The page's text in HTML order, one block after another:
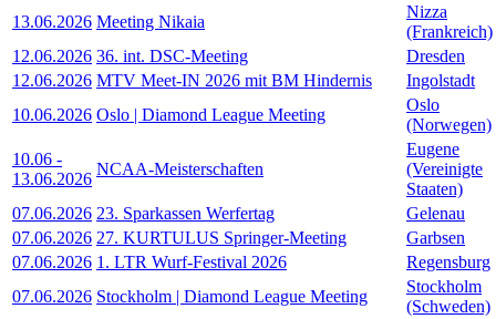
13.06.2026 Meeting Nikaia
Nizza
(Frankreich)
12.06.2026 36. int. DSC-Meeting
Dresden
12.06.2026 MTV Meet-IN 2026 mit BM Hindernis
Ingolstadt
10.06.2026 Oslo | Diamond League Meeting
Oslo
(Norwegen)
10.06 -
13.06.2026
NCAA-Meisterschaften
Eugene
(Vereinigte
Staaten)
07.06.2026 23. Sparkassen Werfertag
Gelenau
07.06.2026 27. KURTULUS Springer-Meeting
Garbsen
07.06.2026 1. LTR Wurf-Festival 2026
Regensburg
07.06.2026 Stockholm | Diamond League Meeting
Stockholm
(Schweden)